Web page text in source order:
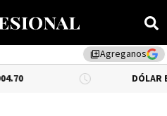
library_addAgreganos
DÓLAR BNA 0.34%